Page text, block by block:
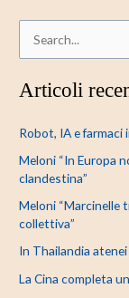
r
a
:
Articoli
Robot, IA e farmaci
Meloni “In Europa
clandestina”
Meloni “Marcinelle
collettiva”
In Thailandia
La Cina completa